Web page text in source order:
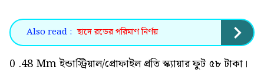
Also read : ছাদে রডের পরিমাণ নির্ণয়
0 .48 Mm ইন্ডাস্ট্রিয়াল/প্রোফাইল প্রতি স্ক্যায়ার ফুট ৫৮ টাকা।